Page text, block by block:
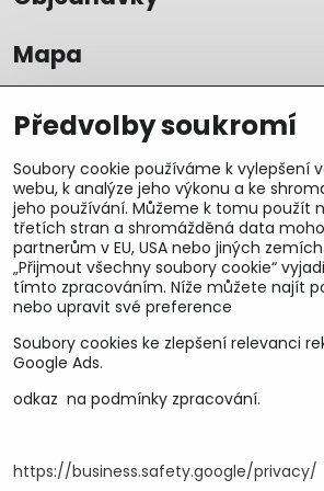
Mapa
U&M parts s.r.o.
U Zastávky 150, Horní Staré Město
DIČ CZ25930184
Předvolby soukromí
Soubory cookie používáme k vylepšení
webu, k analýze jeho výkonu a ke
jeho používání. Můžeme k tomu použít
třetích stran a shromážděná data
partnerům v EU, USA nebo jiných
„Přijmout všechny soubory cookie“
tímto zpracováním. Níže můžete najít
nebo upravit své preference
Soubory cookies ke zlepšení relevanci
Google Ads.
odkaz na podmínky zpracování.
https://business.safety.google/privacy/